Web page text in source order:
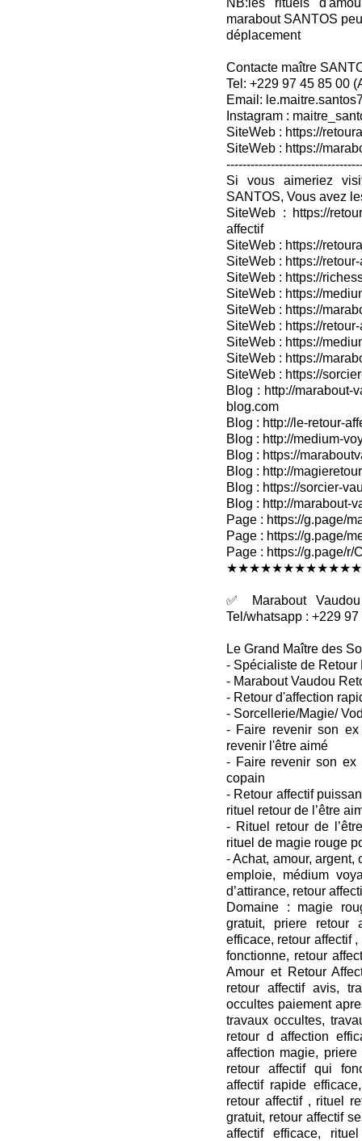
marabout SANTOS
déplacement
Contacte maître
Tel: +229 97 45 85 00
Email:
Instagram :
SiteWeb : https://
SiteWeb : https://
Si vous aimeriez
SANTOS, Vous avez
SiteWeb : https://
affectif
SiteWeb : https://
SiteWeb : https://
SiteWeb : https://
SiteWeb : https://
SiteWeb : https://
SiteWeb : https://
SiteWeb : https://
SiteWeb : https://
SiteWeb : https://
Blog : http://marabout-
blog.com
Blog : http://le-retour-
Blog : http://medium-
Blog : https://
Blog : http://
Blog : https://sorcier-
Blog : http://marabout-
Page : https://g.page/
Page : https://g.page/
Page : https://g.page/
✅ Marabout
Tel/whatsapp : +229
Le Grand Maître des
- Spécialiste de Retour
- Marabout Vaudou
- Retour d'affection
- Sorcellerie/Magie/
- Faire revenir son
revenir l'être aimé
- Faire revenir son ex
copain
- Retour affectif
rituel retour de l’être
- Rituel retour de
rituel de magie rouge
- Achat, amour,
emploie, médium
d’attirance, retour
Domaine : magie
gratuit, priere retour
efficace, retour affectif
fonctionne, retour
Amour et Retour
retour affectif avis,
occultes paiement
travaux occultes,
retour d affection
affection magie,
retour affectif qui
affectif rapide
retour affectif , rituel
gratuit, retour affectif
affectif efficace,